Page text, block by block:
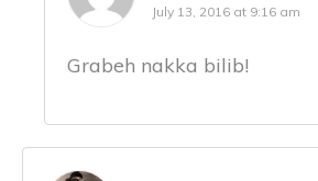
July 13, 2016 at 9:16 am
Grabeh nakka bilib!